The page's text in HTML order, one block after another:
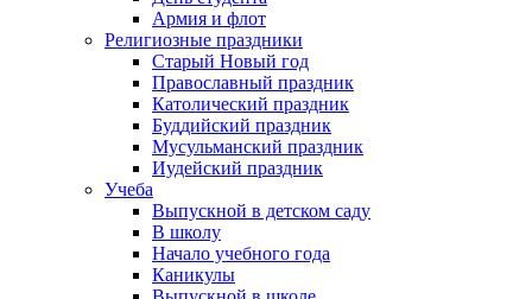
Армия и флот
Религиозные праздники
Старый Новый год
Православный праздник
Католический праздник
Буддийский праздник
Мусульманский праздник
Иудейский праздник
Учеба
Выпускной в детском саду
В школу
Начало учебного года
Каникулы